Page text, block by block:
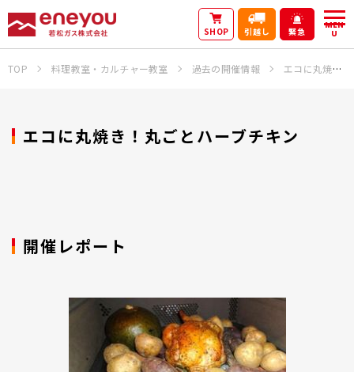
SHOP 引越し 緊急
MEN
U
TOP 料理教室・カルチャー教室 過去の開催情報 エコに丸焼き！丸ごとハーブチキン
エコに丸焼き！丸ごとハーブチキン
開催レポート